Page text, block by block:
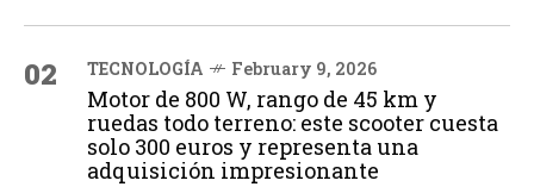
02 TECNOLOGÍA February 9, 2026
Motor de 800 W, rango de 45 km y
ruedas todo terreno: este scooter cuesta
solo 300 euros y representa una
adquisición impresionante